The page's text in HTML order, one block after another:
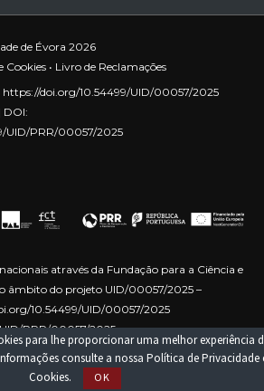
para lhe proporcionar uma melhor experiência
consulte a nossa Política de Privacidade
Cookies. OK
de Évora 2026
Cookies • Livro de Reclamações
https://doi.org/10.54499/UID/00057/2025
DOI:
UID/PRR/00057/2025
através da Fundação para a Ciência e
âmbito do projeto UID/00057/2025 –
10.54499/UID/00057/2025
UID/PRR/00057/2025 –
UID/PRR/00057/2025
Financiado pela União
– NextGenerationEU